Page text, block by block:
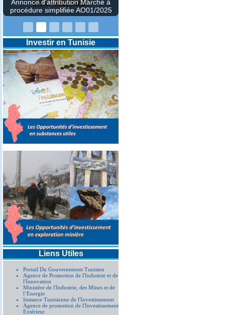
DESIGNATION D’UN REVISEUR
COMPTABLE POUR LES
EXERCICES 2025-2026-2027
Investir en Tunisie
Liens Utiles
Portail Du Gouvernement Tunisien
Agence de Promotion de l'Industrie et de
l'Innovation
Ministère de l'Industrie, des Mines et de
l’Energie
Instance Tunisienne de l'Investissement
Agence de promotion de l'Investissement
Extérieur